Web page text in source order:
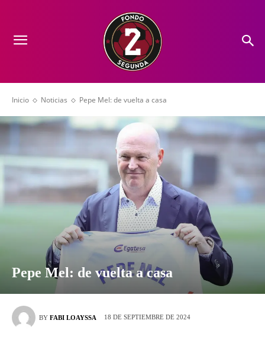
Inicio Noticias Pepe Mel: de vuelta a casa
Pepe Mel: de vuelta a casa
BY FABI LOAYSSA 18 DE SEPTIEMBRE DE 2024